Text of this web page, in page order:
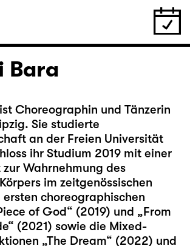
Bara
Choreographin und Tänzerin
Sie studierte
an der Freien Universität
ihr Studium 2019 mit einer
Wahrnehmung des
im zeitgenössischen
ersten choreographischen
of God“ (2019) und „From
(2021) sowie die Mixed-
„The Dream“ (2022) und